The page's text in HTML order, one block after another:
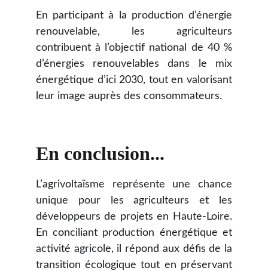
En participant à la production d’énergie
renouvelable, les agriculteurs
contribuent à l’objectif national de 40 %
d’énergies renouvelables dans le mix
énergétique d’ici 2030, tout en valorisant
leur image auprès des consommateurs.
En conclusion...
L’agrivoltaïsme représente une chance
unique pour les agriculteurs et les
développeurs de projets en Haute-Loire.
En conciliant production énergétique et
activité agricole, il répond aux défis de la
transition écologique tout en préservant